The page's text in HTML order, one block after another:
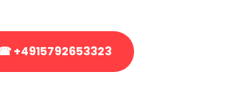
+4915792653323